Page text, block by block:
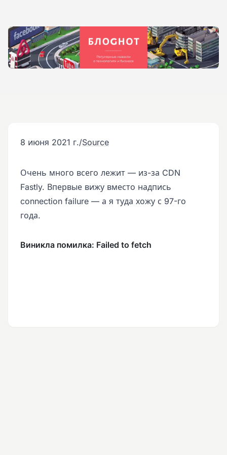
8 июня 2021 г./Source
Очень много всего лежит — из-за CDN
Fastly. Впервые вижу вместо надпись
connection failure — а я туда хожу с 97-го
года.